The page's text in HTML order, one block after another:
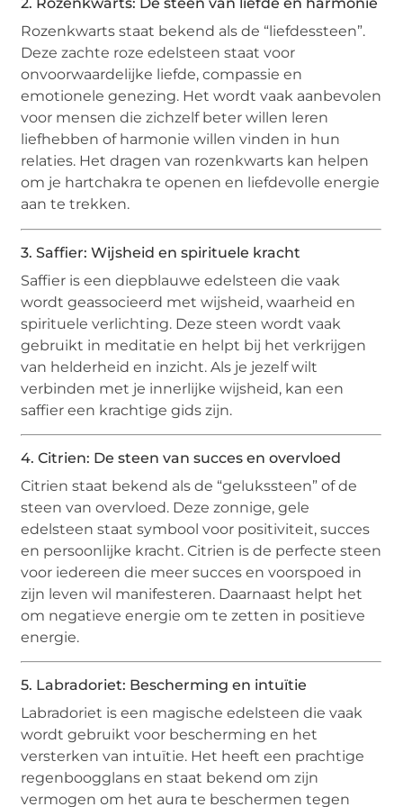
Rozenkwarts staat bekend als de “liefdessteen”.
Deze zachte roze edelsteen staat voor
onvoorwaardelijke liefde, compassie en
emotionele genezing. Het wordt vaak aanbevolen
voor mensen die zichzelf beter willen leren
liefhebben of harmonie willen vinden in hun
relaties. Het dragen van rozenkwarts kan helpen
om je hartchakra te openen en liefdevolle energie
aan te trekken.
3. Saffier: Wijsheid en spirituele kracht
Saffier is een diepblauwe edelsteen die vaak
wordt geassocieerd met wijsheid, waarheid en
spirituele verlichting. Deze steen wordt vaak
gebruikt in meditatie en helpt bij het verkrijgen
van helderheid en inzicht. Als je jezelf wilt
verbinden met je innerlijke wijsheid, kan een
saffier een krachtige gids zijn.
4. Citrien: De steen van succes en overvloed
Citrien staat bekend als de “gelukssteen” of de
steen van overvloed. Deze zonnige, gele
edelsteen staat symbool voor positiviteit, succes
en persoonlijke kracht. Citrien is de perfecte steen
voor iedereen die meer succes en voorspoed in
zijn leven wil manifesteren. Daarnaast helpt het
om negatieve energie om te zetten in positieve
energie.
5. Labradoriet: Bescherming en intuïtie
Labradoriet is een magische edelsteen die vaak
wordt gebruikt voor bescherming en het
versterken van intuïtie. Het heeft een prachtige
regenboogglans en staat bekend om zijn
vermogen om het aura te beschermen tegen